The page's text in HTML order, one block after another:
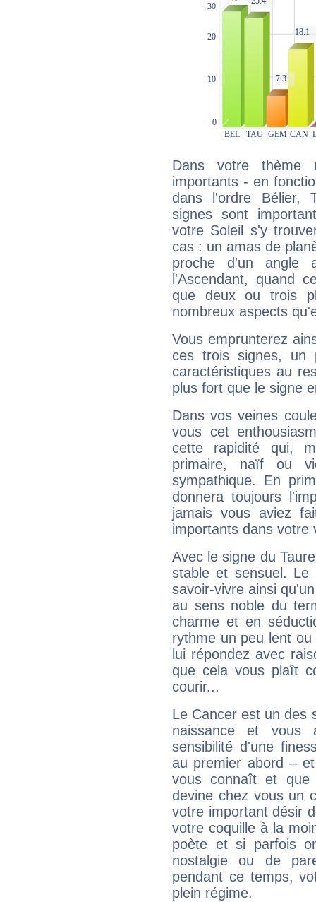
Dans votre thème
importants - en
dans l'ordre Bélier,
signes sont
votre Soleil s'y
cas : un amas de
proche d'un
l'Ascendant, quand
que deux ou trois
nombreux aspects
Vous emprunterez
ces trois signes, un
caractéristiques au
plus fort que le signe
Dans vos veines
vous cet
cette rapidité qui,
primaire, naïf ou
sympathique. En
donnera toujours
jamais vous aviez
importants dans votre
Avec le signe du
stable et sensuel.
savoir-vivre ainsi
au sens noble du
charme et en
rythme un peu lent
lui répondez avec
que cela vous plaît
courir...
Le Cancer est un des
naissance et vous
sensibilité d'une
au premier abord –
vous connaît et
devine chez vous un
votre important désir
votre coquille à la
poète et si parfois
nostalgie ou de
pendant ce temps,
plein régime.